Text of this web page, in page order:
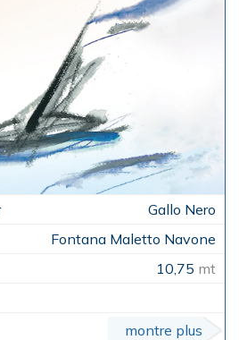
Gallo Nero
Fontana Maletto Navone
10,75 mt
montre plus